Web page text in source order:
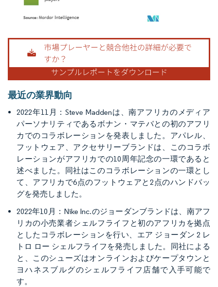
画像 © Mordor Intelligence。再利用にはCC BY 4.0の表示が必要です。
最近の業界動向
2022年11月：Steve Maddenは、南アフリカのメディア
パーソナリティであるボナン・マテバとの初のアフリ
カでのコラボレーションを発表しました。アパレル、
フットウェア、アクセサリーブランドは、このコラボ
レーションがアフリカでの10周年記念の一環であると
述べました。同社はこのコラボレーションの一環とし
て、アフリカで6点のフットウェアと2点のハンドバッ
グを発売しました。
2022年10月：Nike Inc.のジョーダンブランドは、南アフ
リカの小売業者シェルフライフと初のアフリカを拠点
としたコラボレーションを行い、エア ジョーダン 2 レ
トロ ロー シェルフライフを発売しました。同社による
と、このシューズはオンラインおよびケープタウンと
ヨハネスブルグのシェルフライフ店舗で入手可能で
す。